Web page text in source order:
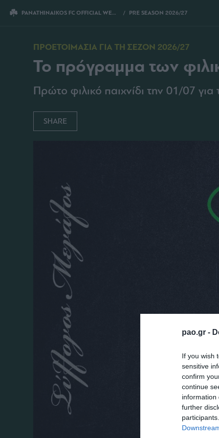
pao.gr -
If you wish
sensitive
confirm
continue
information
further
PANATHINAIKOS FC OFFICIAL WEBSITE PRE SEASON 2026/27 ΤΟ
ΠΡΟΕΤΟΙΜΑΣΙΑ ΓΙΑ ΤΗ ΣΕΖΟΝ 2026/27
Το πρόγραμμα των
Πρώτο φιλικό παιχνίδι την 01/07 για
SHARE